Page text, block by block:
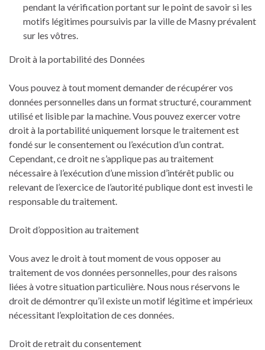
pendant la vérification portant sur le point de savoir si les
motifs légitimes poursuivis par la ville de Masny prévalent
sur les vôtres.
Droit à la portabilité des Données
Vous pouvez à tout moment demander de récupérer vos
données personnelles dans un format structuré, couramment
utilisé et lisible par la machine. Vous pouvez exercer votre
droit à la portabilité uniquement lorsque le traitement est
fondé sur le consentement ou l’exécution d’un contrat.
Cependant, ce droit ne s’applique pas au traitement
nécessaire à l’exécution d’une mission d’intérêt public ou
relevant de l’exercice de l’autorité publique dont est investi le
responsable du traitement.
Droit d’opposition au traitement
Vous avez le droit à tout moment de vous opposer au
traitement de vos données personnelles, pour des raisons
liées à votre situation particulière. Nous nous réservons le
droit de démontrer qu’il existe un motif légitime et impérieux
nécessitant l’exploitation de ces données.
Droit de retrait du consentement